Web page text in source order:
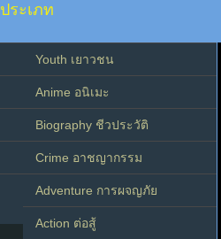
ประเภท
Youth เยาวชน
Anime อนิเมะ
Biography ชีวประวัติ
Crime อาชญากรรม
Adventure การผจญภัย
Action ต่อสู้